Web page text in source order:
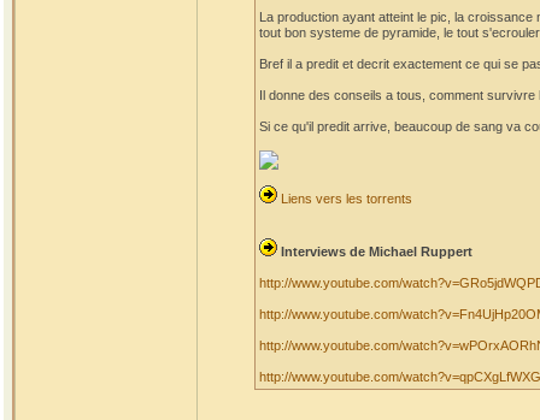
La production ayant atteint le pic, la
tout bon systeme de pyramide, le tout
Bref il a predit et decrit exactement ce qui se
Il donne des conseils a tous, comment survivre
Si ce qu'il predit arrive, beaucoup de sang va
Liens vers les torrents
Interviews de Michael Ruppert
http://www.youtube.com/
http://www.youtube.com/
http://www.youtube.com/
http://www.youtube.com/